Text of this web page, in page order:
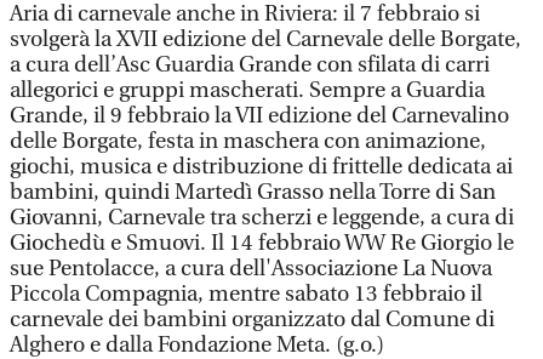
Aria di carnevale anche in Riviera: il 7 febbraio si
svolgerà la XVII edizione del Carnevale delle Borgate,
a cura dell’Asc Guardia Grande con sfilata di carri
allegorici e gruppi mascherati. Sempre a Guardia
Grande, il 9 febbraio la VII edizione del Carnevalino
delle Borgate, festa in maschera con animazione,
giochi, musica e distribuzione di frittelle dedicata ai
bambini, quindi Martedì Grasso nella Torre di San
Giovanni, Carnevale tra scherzi e leggende, a cura di
Giochedù e Smuovi. Il 14 febbraio WW Re Giorgio le
sue Pentolacce, a cura dell'Associazione La Nuova
Piccola Compagnia, mentre sabato 13 febbraio il
carnevale dei bambini organizzato dal Comune di
Alghero e dalla Fondazione Meta. (g.o.)